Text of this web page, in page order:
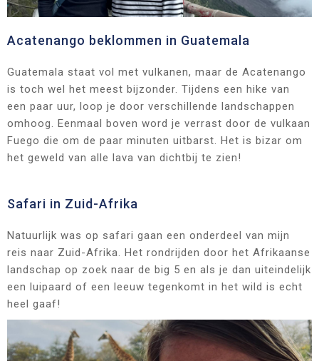
Acatenango beklommen in Guatemala
Guatemala staat vol met vulkanen, maar de Acatenango
is toch wel het meest bijzonder. Tijdens een hike van
een paar uur, loop je door verschillende landschappen
omhoog. Eenmaal boven word je verrast door de vulkaan
Fuego die om de paar minuten uitbarst. Het is bizar om
het geweld van alle lava van dichtbij te zien!
Safari in Zuid-Afrika
Natuurlijk was op safari gaan een onderdeel van mijn
reis naar Zuid-Afrika. Het rondrijden door het Afrikaanse
landschap op zoek naar de big 5 en als je dan uiteindelijk
een luipaard of een leeuw tegenkomt in het wild is echt
heel gaaf!